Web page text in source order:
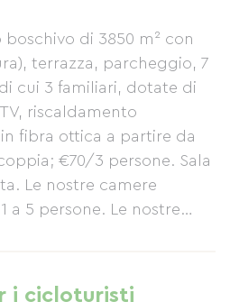
di 3850 m² con
terrazza, parcheggio, 7
cui 3 familiari, dotate di
riscaldamento
fibra ottica a partire da
€70/3 persone. Sala
Le nostre camere
a 5 persone. Le nostre
domestici ammessi
i cicloturisti